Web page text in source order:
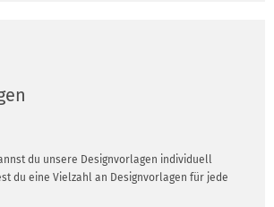
du unsere Designvorlagen individuell
du eine Vielzahl an Designvorlagen für jede